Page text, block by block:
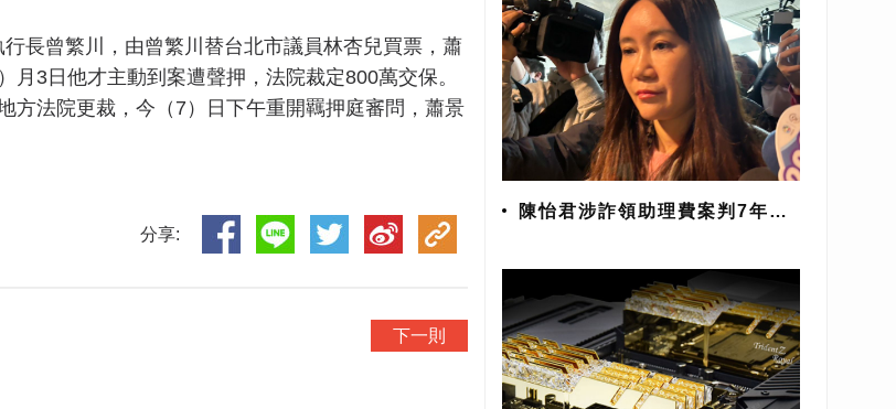
長曾繁川，由曾繁川替台北市議員林杏兒買票，蕭
3日他才主動到案遭聲押，法院裁定800萬交保。
方法院更裁，今（7）日下午重開羈押庭審問，蕭景
分享:
下一則
陳怡君涉詐領助理費案判7年10